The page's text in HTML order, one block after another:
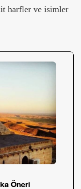
harfler ve isimler
Öneri